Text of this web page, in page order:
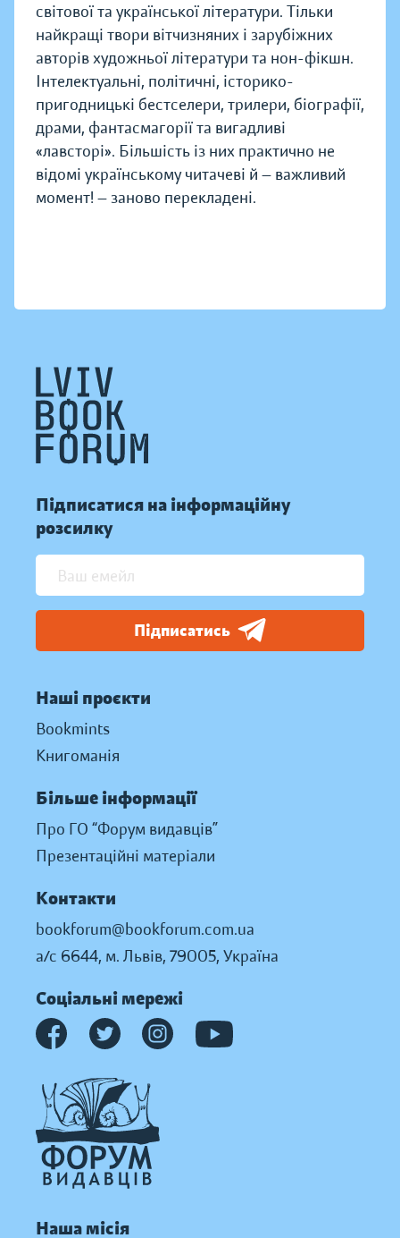
світової та української літератури. Тільки
найкращі твори вітчизняних і зарубіжних
авторів художньої літератури та нон-фікшн.
Інтелектуальні, політичні, історико-
пригодницькі бестселери, трилери, біографії,
драми, фантасмагорії та вигадливі
«лавсторі». Більшість із них практично не
відомі українському читачеві й — важливий
момент! — заново перекладені.
Підписатися на інформаційну
розсилку
Підписатись
Наші проєкти
Bookmints
Книгоманія
Більше інформації
Про ГО “Форум видавців”
Презентаційні матеріали
Контакти
bookforum@bookforum.com.ua
а/с 6644, м. Львів, 79005, Україна
Соціальні мережі
Наша місія